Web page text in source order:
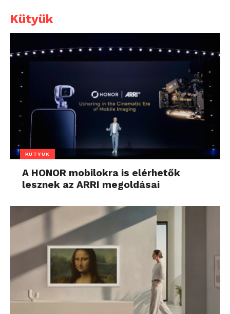
Kütyük
KÜTYÜK
A HONOR mobilokra is elérhetők
lesznek az ARRI megoldásai